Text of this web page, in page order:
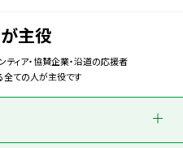
主役
ティア・協賛企業・沿道の応援者
全ての人が主役です